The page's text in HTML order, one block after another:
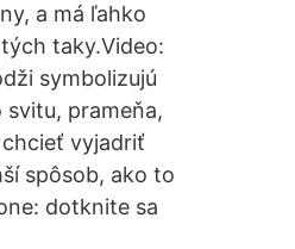
a má ľahko
taky.Video:
symbolizujú
prameňa,
vyjadriť
spôsob, ako to
dotknite sa